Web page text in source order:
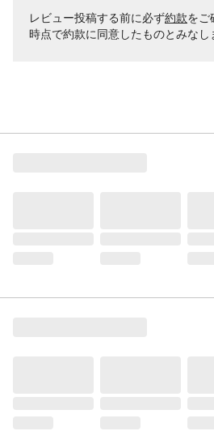
レビュー投稿する前に必ず約款をご
時点で約款に同意したものとみなし